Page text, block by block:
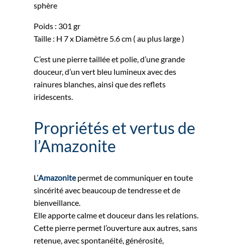
sphère
Poids : 301 gr
Taille : H 7 x Diamètre 5.6 cm ( au plus large )
C’est une pierre taillée et polie, d’une grande
douceur, d’un vert bleu lumineux avec des
rainures blanches, ainsi que des reflets
iridescents.
Propriétés et vertus de
l’Amazonite
L’Amazonitepermet de communiquer en toute
sincérité avec beaucoup de tendresse et de
bienveillance.
Elle apporte calme et douceur dans les relations.
Cette pierre permet l’ouverture aux autres, sans
retenue, avec spontanéité, générosité,